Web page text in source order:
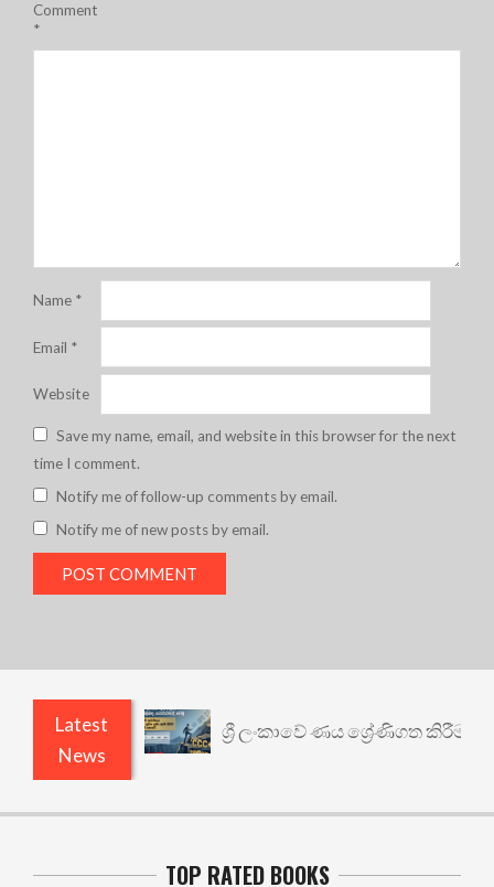
Comment
*
Name *
Email *
Website
Save my name, email, and website in this browser for the next
time I comment.
Notify me of follow-up comments by email.
Notify me of new posts by email.
Latest
News
ශ්‍රී ලංකාවේ ණය ශ්‍රේණිගත කිරීම: පැමිණි
TOP RATED BOOKS